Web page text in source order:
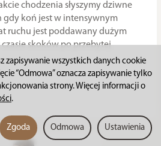
chodzenia słyszymy dziwne
gdy koń jest w intensywnym
ruchu jest poddawany dużym
skoków po przebytej
zapisywanie wszystkich danych cookie
“Odmowa” oznacza zapisywanie tylko
strony. Więcej informacji o
.
Ustawienia
Odmowa
Zgoda